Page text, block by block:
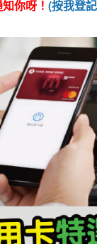
你呀！ (按我登